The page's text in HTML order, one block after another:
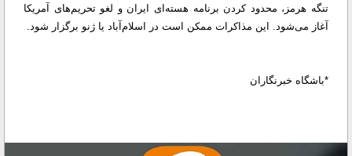
تنگه هرمز، محدود کردن برنامه هسته‌ای ایران و لغو تحریم‌های آمریکا
آغاز می‌شود. این مذاکرات ممکن است در اسلام‌آباد یا ژنو برگزار شود.
*باشگاه خبرنگاران